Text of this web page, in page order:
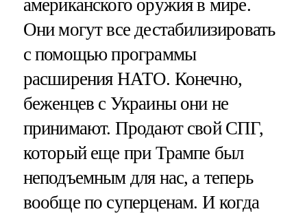
американского оружия в мире.
Они могут все дестабилизировать
с помощью программы
расширения НАТО. Конечно,
беженцев с Украины они не
принимают. Продают свой СПГ,
который еще при Трампе был
неподъемным для нас, а теперь
вообще по суперценам. И когда